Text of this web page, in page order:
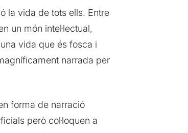
la vida de tots ells. Entre
un món intel·lectual,
vida que és fosca i
narrada per
forma de narració
però col·loquen a